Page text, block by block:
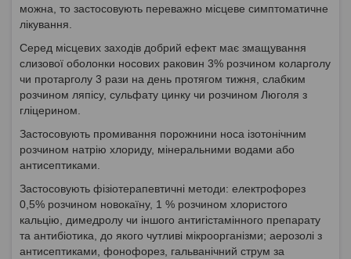
можна, то застосовують переважно місцеве симптоматичне
лікування.
Серед місцевих заходів добрий ефект має змащування
слизової оболонки носових раковин 3% розчином коларголу
чи протарголу 3 рази на день протягом тижня, слабким
розчином ляпісу, сульфату цинку чи розчином Люголя з
гліцерином.
Застосовують промивання порожнини носа ізотонічним
розчином натрію хлориду, мінеральними водами або
антисептиками.
Застосовують фізіотерапевтичні методи: електрофорез
0,5% розчином новокаїну, 1 % розчином хлористого
кальцію, димедролу чи іншого антигістамінного препарату
та антибіотика, до якого чутливі мікроорганізми; аерозолі з
антисептиками, фонофорез, гальванічний струм за